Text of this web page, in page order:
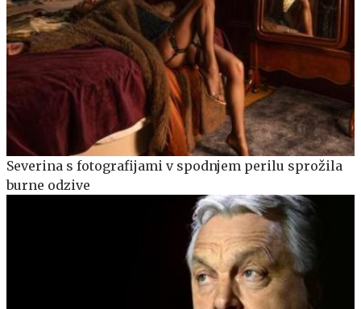
Severina s fotografijami v spodnjem perilu sprožila
burne odzive